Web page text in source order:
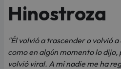
Hinostroza
"Él volvió a trascender o volvió
como en algún momento lo dijo,
volvió viral. A mí nadie me ha